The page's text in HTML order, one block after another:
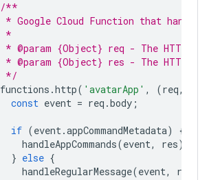
/**
* Google Cloud Function that handles
*
* @param {Object} req - The HTTP
* @param {Object} res - The HTTP
*/
functions .http( 'avatarApp' , (req,
const event = req .body ;
if (event.appCommandMetadata)
{
handleAppCommands(event, res);
} else {
handleRegularMessage(event, res